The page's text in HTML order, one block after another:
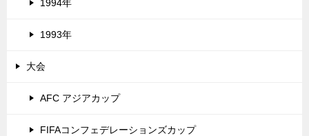
1994年
1993年
大会
AFC アジアカップ
FIFAコンフェデレーションズカップ